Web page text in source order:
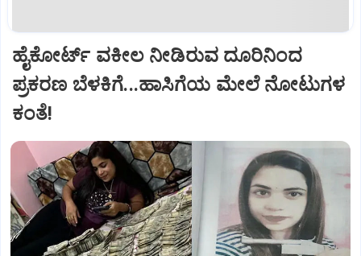
ಹೈಕೋರ್ಟ್‌ ವಕೀಲ ನೀಡಿರುವ ದೂರಿನಿಂದ
ಪ್ರಕರಣ ಬೆಳಕಿಗೆ...ಹಾಸಿಗೆಯ ಮೇಲೆ ನೋಟುಗಳ
ಕಂತೆ!